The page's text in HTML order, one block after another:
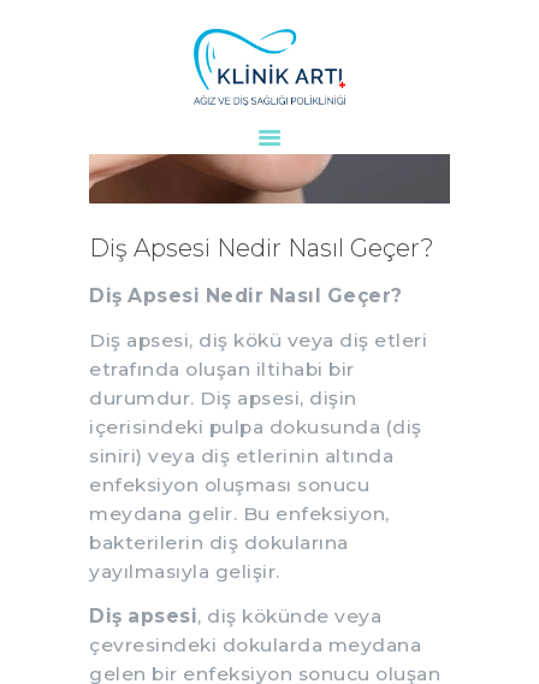
ANASAYFA
KURUMSAL
TEDAVILER
VAKALAR
KVKK
AYDINLATMA
METNI
BLOG
KLINIĞIMIZ
İLETIŞIM
Diş Apsesi Nedir Nasıl Geçer?
Diş Apsesi Nedir Nasıl Geçer?
Diş apsesi, diş kökü veya diş etleri
etrafında oluşan iltihabi bir
durumdur. Diş apsesi, dişin
içerisindeki pulpa dokusunda (diş
siniri) veya diş etlerinin altında
enfeksiyon oluşması sonucu
meydana gelir. Bu enfeksiyon,
bakterilerin diş dokularına
yayılmasıyla gelişir.
Diş apsesi, diş kökünde veya
çevresindeki dokularda meydana
gelen bir enfeksiyon sonucu oluşan